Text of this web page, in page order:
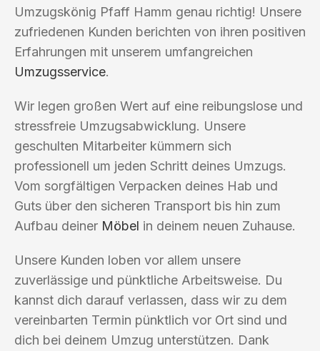
Umzugskönig Pfaff Hamm genau richtig! Unsere
zufriedenen Kunden berichten von ihren positiven
Erfahrungen mit unserem umfangreichen
Umzugsservice.
Wir legen großen Wert auf eine reibungslose und
stressfreie Umzugsabwicklung. Unsere
geschulten Mitarbeiter kümmern sich
professionell um jeden Schritt deines Umzugs.
Vom sorgfältigen Verpacken deines Hab und
Guts über den sicheren Transport bis hin zum
Aufbau deiner Möbel in deinem neuen Zuhause.
Unsere Kunden loben vor allem unsere
zuverlässige und pünktliche Arbeitsweise. Du
kannst dich darauf verlassen, dass wir zu dem
vereinbarten Termin pünktlich vor Ort sind und
dich bei deinem Umzug unterstützen. Dank